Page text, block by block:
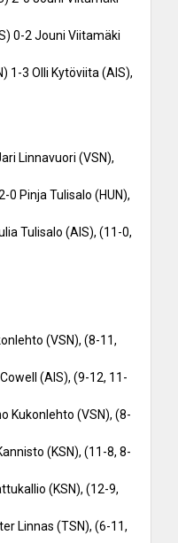
0-2 Jouni Viitamäki
1-3 Olli Kytöviita (AIS),
Linnavuori (VSN),
0 Pinja Tulisalo (HUN),
Tulisalo (AIS), (11-0,
(VSN), (8-11,
(AIS), (9-12, 11-
Kukonlehto (VSN), (8-
(KSN), (11-8, 8-
(KSN), (12-9,
Linnas (TSN), (6-11,